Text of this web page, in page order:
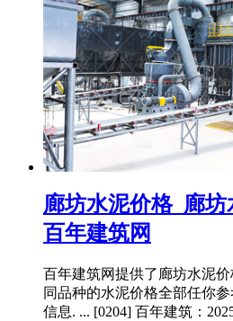
廊坊水泥价格_廊坊
百年建筑网
百年建筑网提供了廊坊水泥
同品种的水泥价格全部任你
信息. ... [0204] 百年建筑：